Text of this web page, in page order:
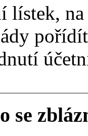
lístek,
se